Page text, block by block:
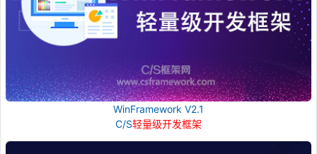
WinFramework V2.1
C/S轻量级开发框架